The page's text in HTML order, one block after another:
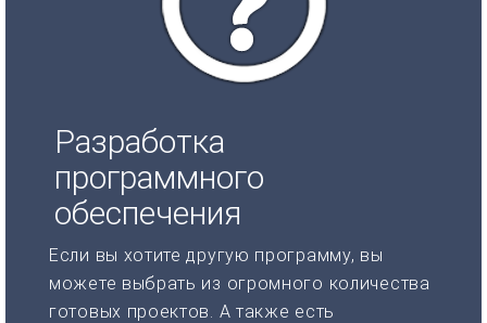
Разработка
программного
обеспечения
Если вы хотите другую программу, вы
можете выбрать из огромного количества
готовых проектов. А также есть